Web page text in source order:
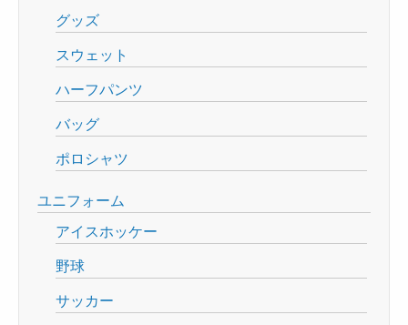
グッズ
スウェット
ハーフパンツ
バッグ
ポロシャツ
ユニフォーム
アイスホッケー
野球
サッカー